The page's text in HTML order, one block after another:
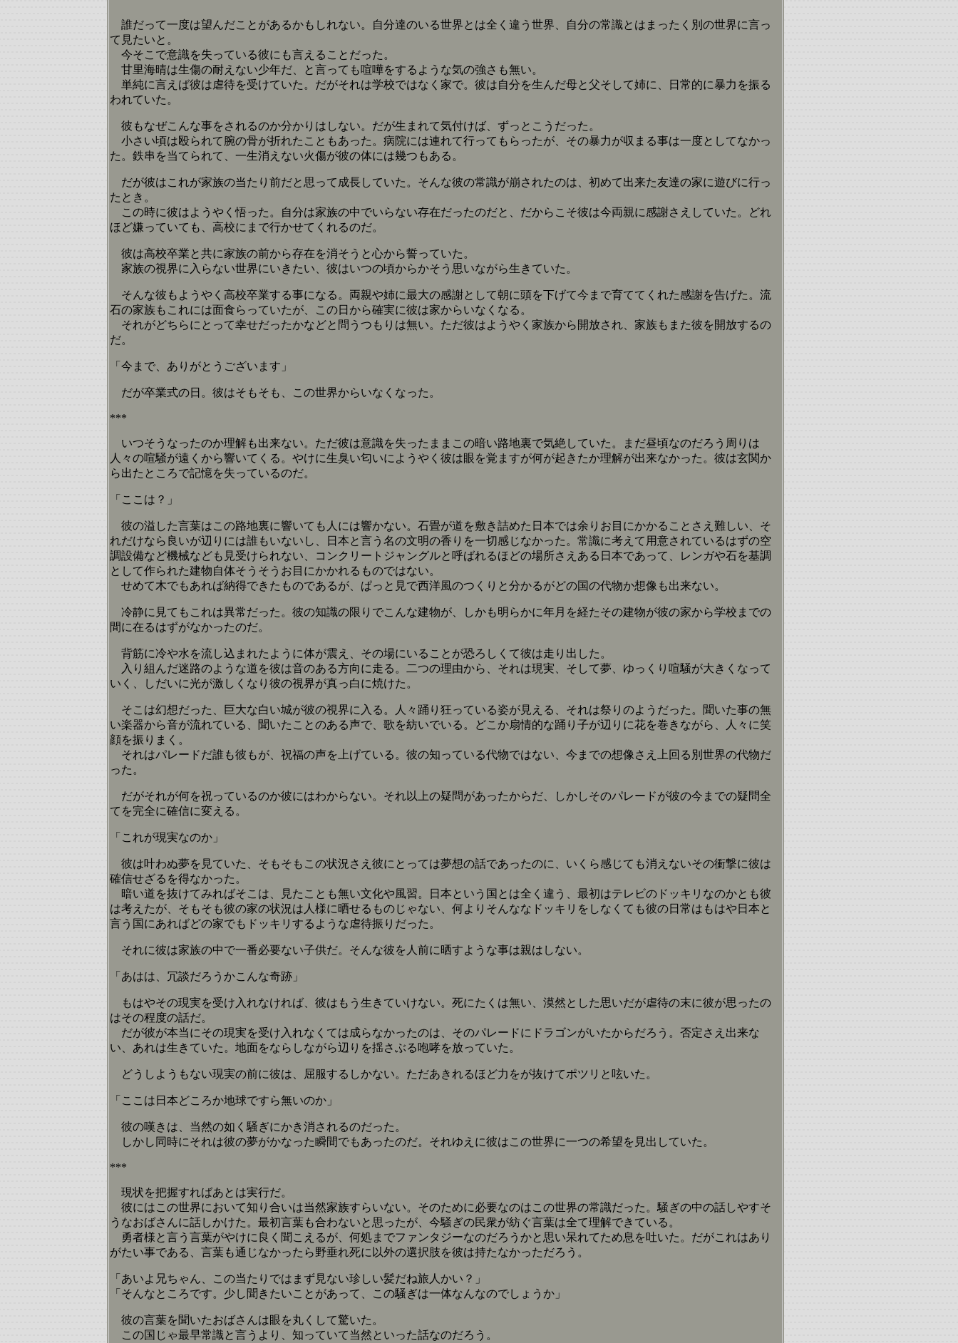
誰だって一度は望んだことがあるかもしれない。自分達のいる世界とは全く違う世界、自分の常識とはまったく別の世界に言っ
て見たいと。
今そこで意識を失っている彼にも言えることだった。
甘里海晴は生傷の耐えない少年だ、と言っても喧嘩をするような気の強さも無い。
単純に言えば彼は虐待を受けていた。だがそれは学校ではなく家で。彼は自分を生んだ母と父そして姉に、日常的に暴力を振る
われていた。
彼もなぜこんな事をされるのか分かりはしない。だが生まれて気付けば、ずっとこうだった。
小さい頃は殴られて腕の骨が折れたこともあった。病院には連れて行ってもらったが、その暴力が収まる事は一度としてなかっ
た。鉄串を当てられて、一生消えない火傷が彼の体には幾つもある。
だが彼はこれが家族の当たり前だと思って成長していた。そんな彼の常識が崩されたのは、初めて出来た友達の家に遊びに行っ
たとき。
この時に彼はようやく悟った。自分は家族の中でいらない存在だったのだと、だからこそ彼は今両親に感謝さえしていた。どれ
ほど嫌っていても、高校にまで行かせてくれるのだ。
彼は高校卒業と共に家族の前から存在を消そうと心から誓っていた。
家族の視界に入らない世界にいきたい、彼はいつの頃からかそう思いながら生きていた。
そんな彼もようやく高校卒業する事になる。両親や姉に最大の感謝として朝に頭を下げて今まで育ててくれた感謝を告げた。流
石の家族もこれには面食らっていたが、この日から確実に彼は家からいなくなる。
それがどちらにとって幸せだったかなどと問うつもりは無い。ただ彼はようやく家族から開放され、家族もまた彼を開放するの
だ。
「今まで、ありがとうございます」
だが卒業式の日。彼はそもそも、この世界からいなくなった。
***
いつそうなったのか理解も出来ない。ただ彼は意識を失ったままこの暗い路地裏で気絶していた。まだ昼頃なのだろう周りは
人々の喧騒が遠くから響いてくる。やけに生臭い匂いにようやく彼は眼を覚ますが何が起きたか理解が出来なかった。彼は玄関か
ら出たところで記憶を失っているのだ。
「ここは？」
彼の溢した言葉はこの路地裏に響いても人には響かない。石畳が道を敷き詰めた日本では余りお目にかかることさえ難しい、そ
れだけなら良いが辺りには誰もいないし、日本と言う名の文明の香りを一切感じなかった。常識に考えて用意されているはずの空
調設備など機械なども見受けられない、コンクリートジャングルと呼ばれるほどの場所さえある日本であって、レンガや石を基調
として作られた建物自体そうそうお目にかかれるものではない。
せめて木でもあれば納得できたものであるが、ぱっと見で西洋風のつくりと分かるがどの国の代物か想像も出来ない。
冷静に見てもこれは異常だった。彼の知識の限りでこんな建物が、しかも明らかに年月を経たその建物が彼の家から学校までの
間に在るはずがなかったのだ。
背筋に冷や水を流し込まれたように体が震え、その場にいることが恐ろしくて彼は走り出した。
入り組んだ迷路のような道を彼は音のある方向に走る。二つの理由から、それは現実、そして夢、ゆっくり喧騒が大きくなって
いく、しだいに光が激しくなり彼の視界が真っ白に焼けた。
そこは幻想だった、巨大な白い城が彼の視界に入る。人々踊り狂っている姿が見える、それは祭りのようだった。聞いた事の無
い楽器から音が流れている、聞いたことのある声で、歌を紡いでいる。どこか扇情的な踊り子が辺りに花を巻きながら、人々に笑
顔を振りまく。
それはパレードだ誰も彼もが、祝福の声を上げている。彼の知っている代物ではない、今までの想像さえ上回る別世界の代物だ
った。
だがそれが何を祝っているのか彼にはわからない。それ以上の疑問があったからだ、しかしそのパレードが彼の今までの疑問全
てを完全に確信に変える。
「これが現実なのか」
彼は叶わぬ夢を見ていた、そもそもこの状況さえ彼にとっては夢想の話であったのに、いくら感じても消えないその衝撃に彼は
確信せざるを得なかった。
暗い道を抜けてみればそこは、見たことも無い文化や風習。日本という国とは全く違う、最初はテレビのドッキリなのかとも彼
は考えたが、そもそも彼の家の状況は人様に晒せるものじゃない、何よりそんななドッキリをしなくても彼の日常はもはや日本と
言う国にあればどの家でもドッキリするような虐待振りだった。
それに彼は家族の中で一番必要ない子供だ。そんな彼を人前に晒すような事は親はしない。
「あはは、冗談だろうかこんな奇跡」
もはやその現実を受け入れなければ、彼はもう生きていけない。死にたくは無い、漠然とした思いだが虐待の末に彼が思ったの
はその程度の話だ。
だが彼が本当にその現実を受け入れなくては成らなかったのは、そのパレードにドラゴンがいたからだろう。否定さえ出来な
い、あれは生きていた。地面をならしながら辺りを揺さぶる咆哮を放っていた。
どうしようもない現実の前に彼は、屈服するしかない。ただあきれるほど力をが抜けてポツリと呟いた。
「ここは日本どころか地球ですら無いのか」
彼の嘆きは、当然の如く騒ぎにかき消されるのだった。
しかし同時にそれは彼の夢がかなった瞬間でもあったのだ。それゆえに彼はこの世界に一つの希望を見出していた。
***
現状を把握すればあとは実行だ。
彼にはこの世界において知り合いは当然家族すらいない。そのために必要なのはこの世界の常識だった。騒ぎの中の話しやすそ
うなおばさんに話しかけた。最初言葉も合わないと思ったが、今騒ぎの民衆が紡ぐ言葉は全て理解できている。
勇者様と言う言葉がやけに良く聞こえるが、何処までファンタジーなのだろうかと思い呆れてため息を吐いた。だがこれはあり
がたい事である、言葉も通じなかったら野垂れ死に以外の選択肢を彼は持たなかっただろう。
「あいよ兄ちゃん、この当たりではまず見ない珍しい髪だね旅人かい？」
「そんなところです。少し聞きたいことがあって、この騒ぎは一体なんなのでしょうか」
彼の言葉を聞いたおばさんは眼を丸くして驚いた。
この国じゃ最早常識と言うより、知っていて当然といった話なのだろう。